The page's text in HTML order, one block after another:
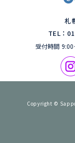
札
TEL：
受付時間 9:00
Copyright ©